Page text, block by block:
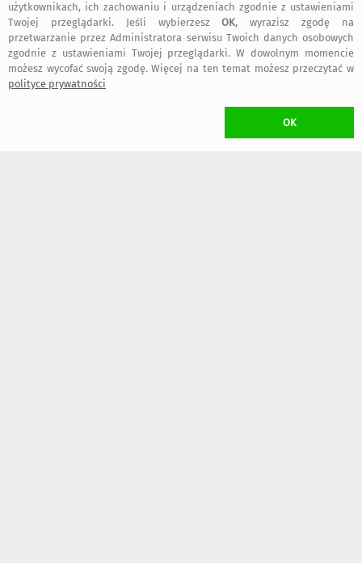
KOSZT TRANSPORTU
•12,30 zł(Przesyłka Pocztowa Priorytet)
•20,00 zł (Kurier)
•15,30 zł(Paczkomat inPost)
dogodny typ przesyłki wybierzesz w trakcie składania zamówienia
więcej niż jednegoprzedmiotu Projektanta
wyłącznie jeden koszt transportu(przedmioty
użytkownikach, ich zachowaniu i urządzeniach zgodnie z ustawieniami
Twojej przeglądarki. Jeśli wybierzeszOK, wyrazisz zgodę na
przetwarzanie przez Administratora serwisu Twoich danych osobowych
zgodnie z ustawieniami Twojej przeglądarki. W dowolnym momencie
możesz wycofać swoją zgodę. Więcej na ten temat możesz przeczytać w
polityce prywatności
OK